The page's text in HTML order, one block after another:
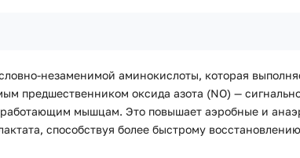
незаменимой аминокислоты, которая
предшественником оксида азота (NO) —
мышцам. Это повышает аэробные и
способствуя более быстрому